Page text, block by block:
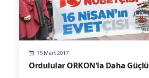
15 Mart 2017
Ordulular ORKON'la Daha Güçlü